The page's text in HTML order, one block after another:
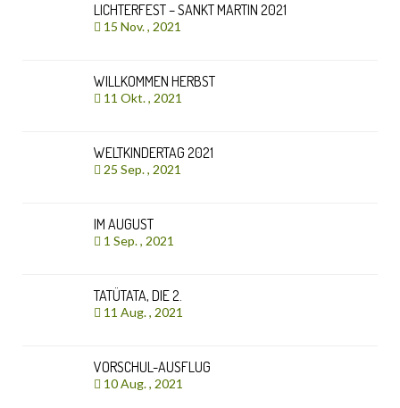
LICHTERFEST – SANKT MARTIN 2021
15 Nov. , 2021
WILLKOMMEN HERBST
11 Okt. , 2021
WELTKINDERTAG 2021
25 Sep. , 2021
IM AUGUST
1 Sep. , 2021
TATÜTATA, DIE 2.
11 Aug. , 2021
VORSCHUL-AUSFLUG
10 Aug. , 2021